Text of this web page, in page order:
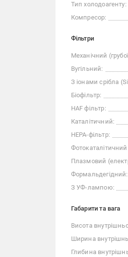
Тип холодоагенту:
Компресор:
Фільтри
Механічний
Вугільний:
З іонами срібла
Біофільтр:
HAF фільтр:
Каталітичний:
НЕРА-фільтр:
Плазмовий
Формальдегідний:
З УФ-лампою:
Габарити та вага
Висота
Ширина
Глибина